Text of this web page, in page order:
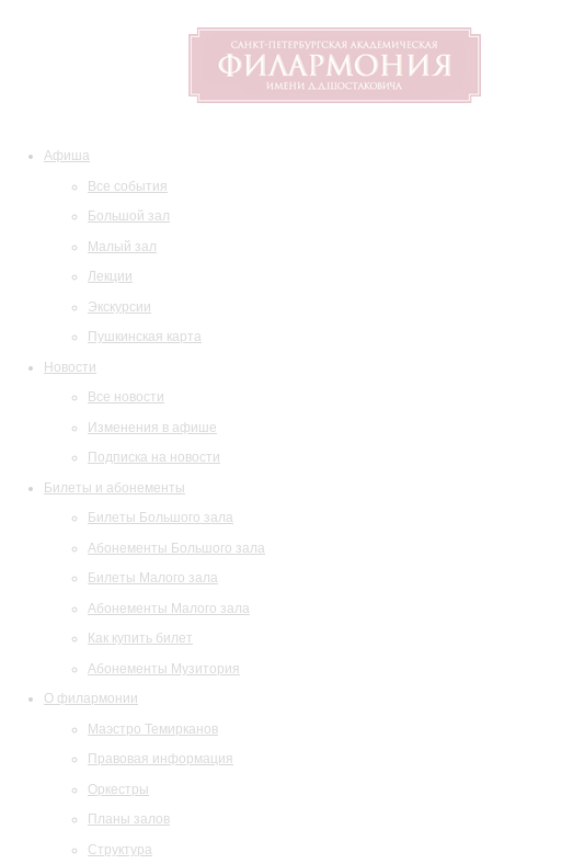
Афиша
Все события
Большой зал
Малый зал
Лекции
Экскурсии
Пушкинская карта
Новости
Все новости
Изменения в афише
Подписка на новости
Билеты и абонементы
Билеты Большого зала
Абонементы Большого зала
Билеты Малого зала
Абонементы Малого зала
Как купить билет
Абонементы Музитория
О филармонии
Маэстро Темирканов
Правовая информация
Оркестры
Планы залов
Структура